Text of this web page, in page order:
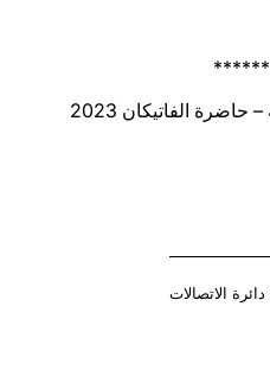
الفاتيكان 2023